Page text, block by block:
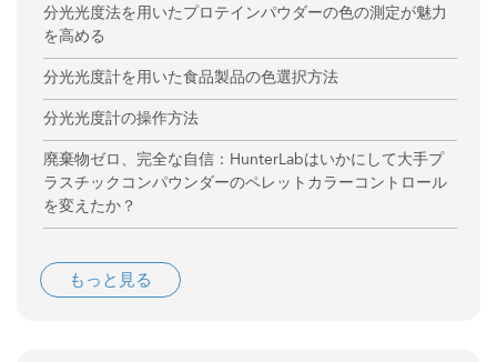
分光光度法を用いたプロテインパウダーの色の測定が魅力
を高める
分光光度計を用いた食品製品の色選択方法
分光光度計の操作方法
廃棄物ゼロ、完全な自信：HunterLabはいかにして大手プ
ラスチックコンパウンダーのペレットカラーコントロール
を変えたか？
もっと見る